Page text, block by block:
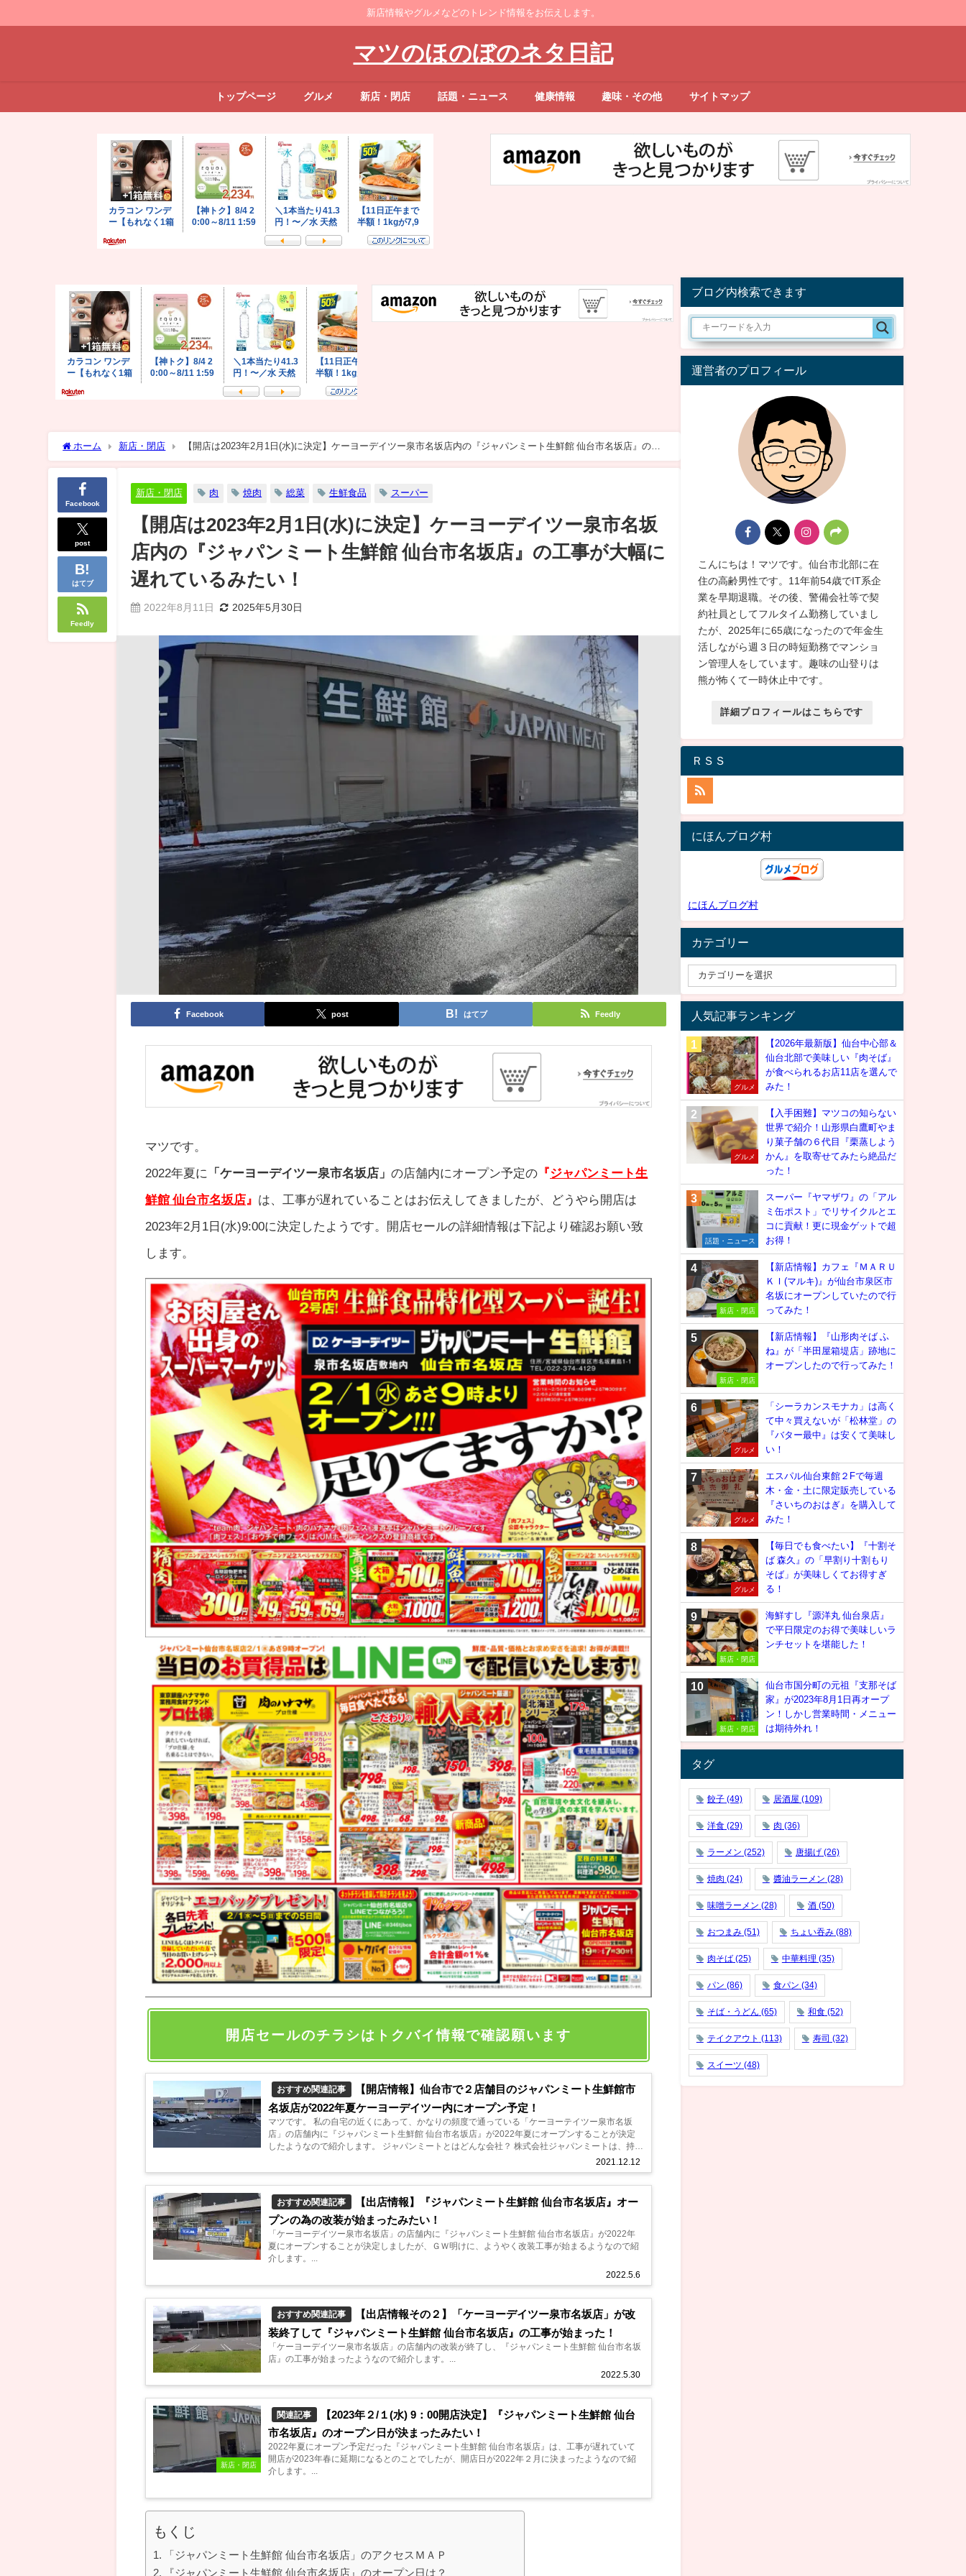
新店情報やグルメなどのトレンド情報をお伝えします。
マツのほのぼのネタ日記
トップページ グルメ 新店・閉店 話題・ニュース 健康情報 趣味・その他 サイトマップ
ホーム 新店・閉店
【開店は2023年2月1日(水)に決定】ケーヨーデイツー泉市名坂店内の『ジャパンミート生鮮館 仙台市名坂店』の工
事が大幅に遅れているみたい！
Facebook
post
はてブ
Feedly
新店・閉店 肉 焼肉 総菜 生鮮食品 スーパー
【開店は2023年2月1日(水)に決定】ケーヨーデイツー泉市名坂
店内の『ジャパンミート生鮮館 仙台市名坂店』の工事が大幅に
遅れているみたい！
2022年8月11日 2025年5月30日
Facebook post はてブ Feedly
マツです。
2022年夏に 「ケーヨーデイツー泉市名坂店」の店舗内にオープン予定の 『ジャパンミート生
鮮館 仙台市名坂店 』 は、工事が遅れていることはお伝えしてきましたが、どうやら開店は
2023年2月1日(水)9:00に決定したようです。開店セールの詳細情報は下記より確認お願い致
します。
開店セールのチラシはトクバイ情報で確認願います
おすすめ関連記事
【開店情報】仙台市で２店舗目のジャパンミート生鮮館市
名坂店が2022年夏ケーヨーデイツー内にオープン予定！
2021.12.12
マツです。 私の自宅の近くにあって、かなりの頻度で通っている「ケーヨーテイツー泉市名坂
店」の店舗内に『ジャパンミート生鮮館 仙台市名坂店』が2022年夏にオープンすることが決定
したようなので紹介します。 ジャパンミートとはどんな会社？ 株式会社ジャパンミートは、持株
おすすめ関連記事
【出店情報】『ジャパンミート生鮮館 仙台市名坂店』オー
プンの為の改装が始まったみたい！
2022.5.6
「ケーヨーデイツー泉市名坂店」の店舗内に『ジャパンミート生鮮館 仙台市名坂店』が2022年
夏にオープンすることが決定しましたが、ＧＷ明けに、ようやく改装工事が始まるようなので紹
介します。...
おすすめ関連記事
【出店情報その２】「ケーヨーデイツー泉市名坂店」が改
装終了して『ジャパンミート生鮮館 仙台市名坂店』の工事が始まった！
2022.5.30
「ケーヨーデイツー泉市名坂店」の店舗内の改装が終了し、『ジャパンミート生鮮館 仙台市名坂
店』の工事が始まったようなので紹介します。...
新店・閉店
関連記事
【2023年２/１(水) 9：00開店決定】『ジャパンミート生鮮館 仙台
市名坂店』のオープン日が決まったみたい！
2022年夏にオープン予定だった『ジャパンミート生鮮館 仙台市名坂店』は、工事が遅れていて
開店が2023年春に延期になるとのことでしたが、開店日が2022年２月に決まったようなので紹
介します。...
もくじ
「ジャパンミート生鮮館 仙台市名坂店」のアクセスＭＡＰ
『ジャパンミート生鮮館 仙台市名坂店』のオープン日は？
ブログ内検索できます
運営者のプロフィール
こんにちは！マツです。仙台市北部に在
住の高齢男性です。11年前54歳でIT系企
業を早期退職。その後、警備会社等で契
約社員としてフルタイム勤務していまし
たが、2025年に65歳になったので年金生
活しながら週３日の時短勤務でマンショ
ン管理人をしています。趣味の山登りは
熊が怖くて一時休止中です。
詳細プロフィールはこちらです
ＲＳＳ
にほんブログ村
にほんブログ村
カテゴリー
人気記事ランキング
グルメ
【2026年最新版】仙台中心部＆
仙台北部で美味しい『肉そば』
が食べられるお店11店を選んで
みた！
グルメ
【入手困難】マツコの知らない
世界で紹介！山形県白鷹町やま
り菓子舗の６代目『栗蒸しよう
かん』を取寄せてみたら絶品だ
った！
話題・ニュース
スーパー『ヤマザワ』の「アル
ミ缶ポスト」でリサイクルとエ
コに貢献！更に現金ゲットで超
お得！
新店・閉店
【新店情報】カフェ『ＭＡＲＵ
ＫＩ(マルキ)』が仙台市泉区市
名坂にオープンしていたので行
ってみた！
新店・閉店
【新店情報】『山形肉そば ふ
ね』が「半田屋箱堤店」跡地に
オープンしたので行ってみた！
グルメ
「シーラカンスモナカ」は高く
て中々買えないが「松林堂」の
『バター最中』は安くて美味し
い！
グルメ
エスパル仙台東館２Fで毎週
木・金・土に限定販売している
『さいちのおはぎ』を購入して
みた！
グルメ
【毎日でも食べたい】『十割そ
ば 森久』の「早割り十割もり
そば」が美味しくてお得すぎ
る！
新店・閉店
海鮮すし『源洋丸 仙台泉店』
で平日限定のお得で美味しいラ
ンチセットを堪能した！
新店・閉店
仙台市国分町の元祖『支那そば
家』が2023年8月1日再オープ
ン！しかし営業時間・メニュー
は期待外れ！
タグ
餃子(49) 居酒屋 (109)
洋食(29) 肉 (36)
ラーメン (252) 唐揚げ (26)
焼肉 (24) 醬油ラーメン (28)
味噌ラーメン (28) 酒 (50)
おつまみ(51) ちょい吞み(88)
肉そば (25) 中華料理 (35)
パン (86) 食パン (34)
そば・うどん (65) 和食(52)
テイクアウト (113) 寿司 (32)
スイーツ (48)